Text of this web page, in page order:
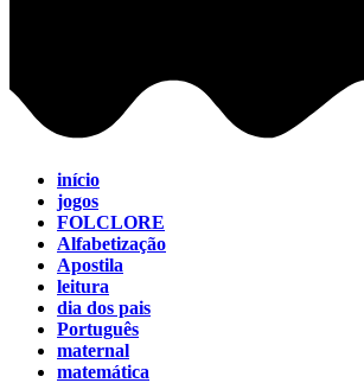
início
jogos
FOLCLORE
Alfabetização
Apostila
leitura
dia dos pais
Português
maternal
matemática